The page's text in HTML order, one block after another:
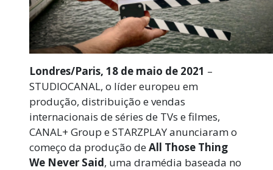
Londres/Paris, 18 de maio de 2021 –
STUDIOCANAL, o líder europeu em
produção, distribuição e vendas
internacionais de séries de TVs e filmes,
CANAL+ Group e STARZPLAY anunciaram o
começo da produção deAll Those Thing
We Never Said, uma dramédia baseada no